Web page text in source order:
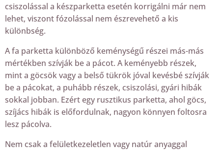
csiszolással a készparketta esetén korrigálni már nem
lehet, viszont fózolással nem észrevehető a kis
különbség.
A fa parketta különböző keménységű részei más-más
mértékben szívják be a pácot. A keményebb részek,
mint a göcsök vagy a belső tükrök jóval kevésbé szívják
be a pácokat, a puhább részek, csiszolási, gyári hibák
sokkal jobban. Ezért egy rusztikus parketta, ahol göcs,
szíjács hibák is előfordulnak, nagyon könnyen foltosra
lesz pácolva.
Nem csak a felületkezeletlen vagy natúr anyaggal